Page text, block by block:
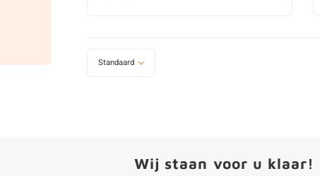
Standaard
Wij staan voor u klaar!